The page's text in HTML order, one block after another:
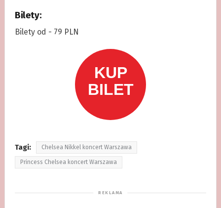
Bilety:
Bilety od - 79 PLN
Tagi: Chelsea Nikkel koncert Warszawa
Princess Chelsea koncert Warszawa